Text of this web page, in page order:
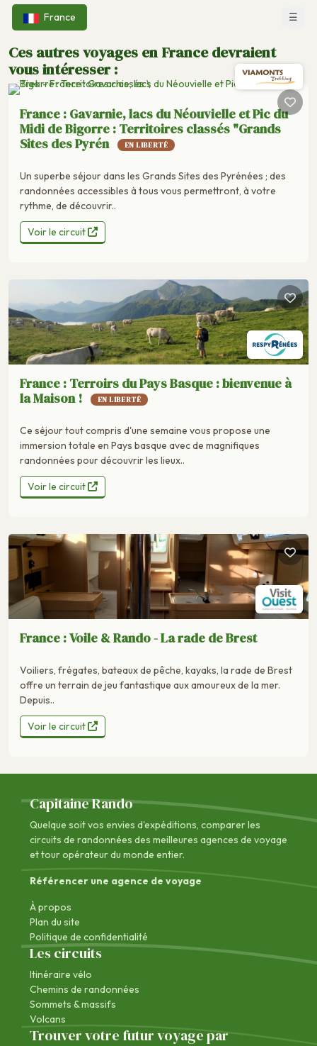
France ☰
Ces autres voyages en France devraient
vous intéresser :
France : Gavarnie, lacs du Néouvielle et Pic du
Midi de Bigorre : Territoires classés "Grands
Sites des Pyrén
EN LIBERTÉ
Un superbe séjour dans les Grands Sites des Pyrénées ; des
randonnées accessibles à tous vous permettront, à votre
rythme, de découvrir..
Voir le circuit
France : Terroirs du Pays Basque : bienvenue à
la Maison !
EN LIBERTÉ
Ce séjour tout compris d'une semaine vous propose une
immersion totale en Pays basque avec de magnifiques
randonnées pour découvrir les lieux..
Voir le circuit
France : Voile & Rando - La rade de Brest
Voiliers, frégates, bateaux de pêche, kayaks, la rade de Brest
offre un terrain de jeu fantastique aux amoureux de la mer.
Depuis..
Voir le circuit
Capitaine Rando
Quelque soit vos envies d'expéditions, comparer les
circuits de randonnées des meilleures agences de voyage
et tour opérateur du monde entier.
Référencer une agence de voyage
À propos
Plan du site
Politique de confidentialité
Les circuits
Itinéraire vélo
Chemins de randonnées
Sommets & massifs
Volcans
Trouver votre futur voyage par